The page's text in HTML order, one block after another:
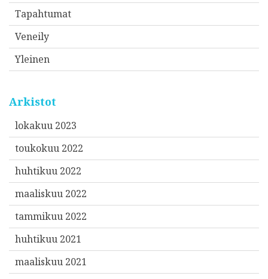
Tapahtumat
Veneily
Yleinen
Arkistot
lokakuu 2023
toukokuu 2022
huhtikuu 2022
maaliskuu 2022
tammikuu 2022
huhtikuu 2021
maaliskuu 2021